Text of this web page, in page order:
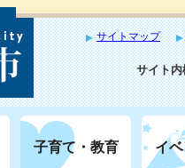
サイトマップ
サイト内
子育て・教育 イ